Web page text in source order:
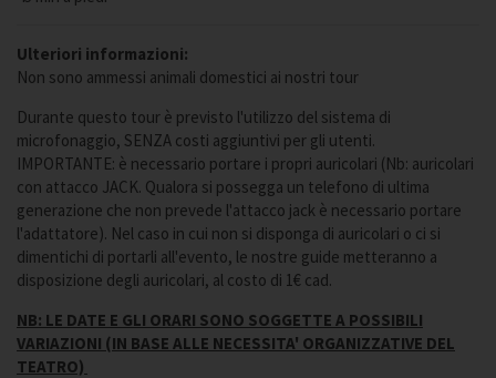
Ulteriori informazioni:
Non sono ammessi animali domestici ai nostri tour
Durante questo tour è previsto l'utilizzo del sistema di
microfonaggio, SENZA costi aggiuntivi per gli utenti.
IMPORTANTE: è necessario portare i propri auricolari (Nb: auricolari
con attacco JACK. Qualora si possegga un telefono di ultima
generazione che non prevede l'attacco jack è necessario portare
l'adattatore). Nel caso in cui non si disponga di auricolari o ci si
dimentichi di portarli all'evento, le nostre guide metteranno a
disposizione degli auricolari, al costo di 1€ cad.
NB: LE DATE E GLI ORARI SONO SOGGETTE A POSSIBILI
VARIAZIONI (IN BASE ALLE NECESSITA' ORGANIZZATIVE DEL
TEATRO)